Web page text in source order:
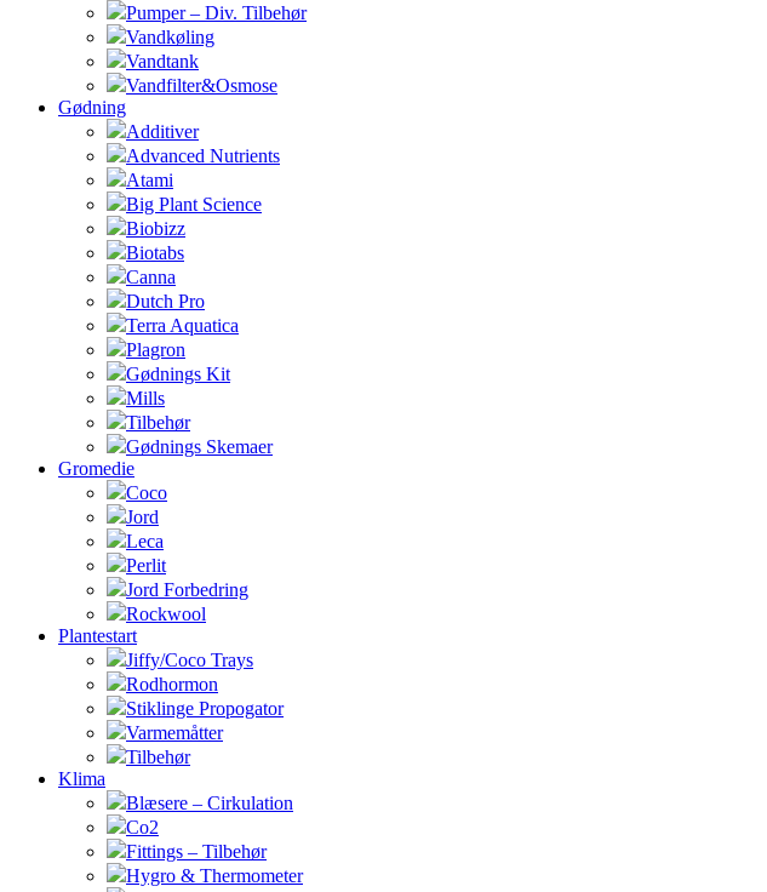
Pumper – Div. Tilbehør
Vandkøling
Vandtank
Vandfilter&Osmose
Gødning
Additiver
Advanced Nutrients
Atami
Big Plant Science
Biobizz
Biotabs
Canna
Dutch Pro
Terra Aquatica
Plagron
Gødnings Kit
Mills
Tilbehør
Gødnings Skemaer
Gromedie
Coco
Jord
Leca
Perlit
Jord Forbedring
Rockwool
Plantestart
Jiffy/Coco Trays
Rodhormon
Stiklinge Propogator
Varmemåtter
Tilbehør
Klima
Blæsere – Cirkulation
Co2
Fittings – Tilbehør
Hygro & Thermometer